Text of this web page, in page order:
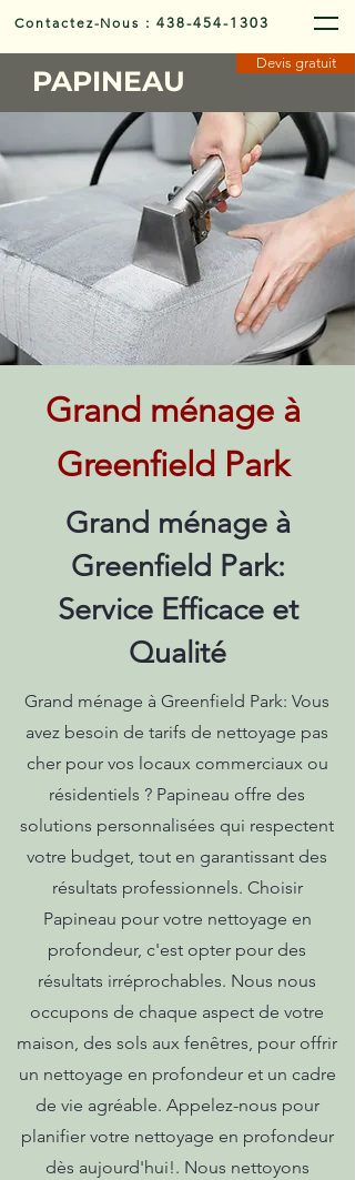
Contactez-Nous :438-454-1303
PAPINEAU
Devis gratuit
Grand ménage à
Greenfield Park
Grand ménage à
Greenfield Park:
Service Efficace et
Qualité
Grand ménage à Greenfield Park: Vous
avez besoin de tarifs de nettoyage pas
cher pour vos locaux commerciaux ou
résidentiels ? Papineau offre des
solutions personnalisées qui respectent
votre budget, tout en garantissant des
résultats professionnels. Choisir
Papineau pour votre nettoyage en
profondeur, c'est opter pour des
résultats irréprochables. Nous nous
occupons de chaque aspect de votre
maison, des sols aux fenêtres, pour offrir
un nettoyage en profondeur et un cadre
de vie agréable. Appelez-nous pour
planifier votre nettoyage en profondeur
dès aujourd'hui!. Nous nettoyons